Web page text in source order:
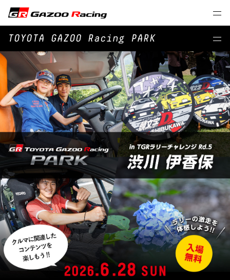
TOYOTA GAZOO Racing PARK